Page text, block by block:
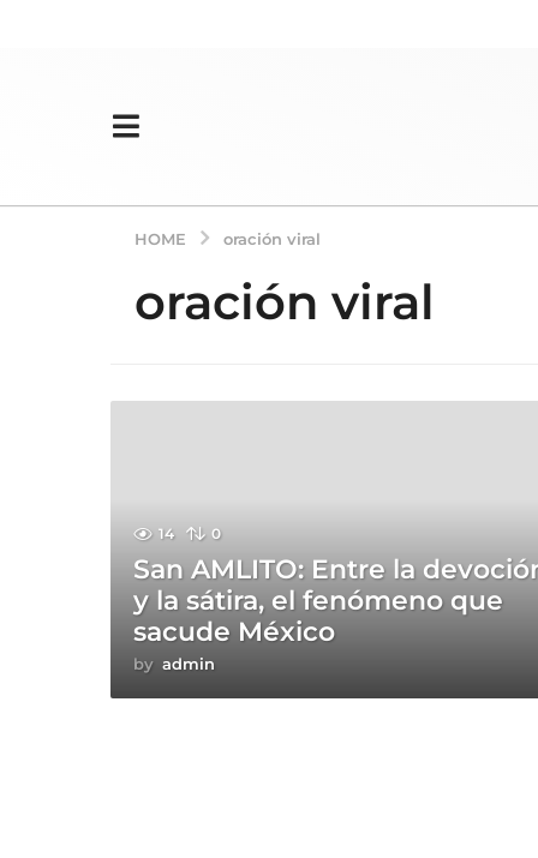
HOME oración viral
oración viral
14 0
San AMLITO: Entre la
y la sátira, el fenómeno que
sacude México
by admin